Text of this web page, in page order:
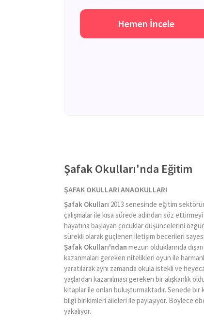
Hemen İncele
Şafak Okulları'nda Eğitim
ŞAFAK OKULLARI ANAOKULLARI
Şafak Okulları 2013 senesinde eğitim
çalışmalar ile kısa sürede adından söz
hayatına başlayan çocuklar düşüncelerini
sürekli olarak güçlenen iletişim becerileri
Şafak Okulları'ndan mezun olduklarında
kazanmaları gereken nitelikleri oyun ile
yaratılarak aynı zamanda okula istekli ve
yaşlardan kazanılması gereken bir alışkanlık
kitaplar ile onları buluşturmaktadır. Senede
bilgi birikimleri aileleri ile paylaşıyor. Böylece
yakalıyor.